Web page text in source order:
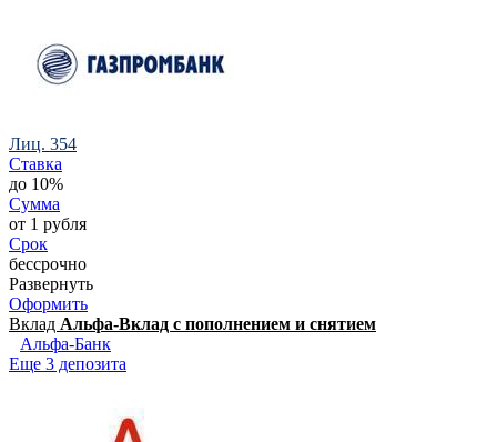
Лиц. 354
Ставка
до 10%
Сумма
от 1 рубля
Срок
бессрочно
Развернуть
Оформить
Вклад Альфа-Вклад с пополнением и снятием
Альфа-Банк
Еще 3 депозита